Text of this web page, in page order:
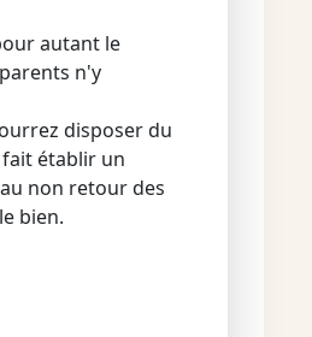
autant le
n'y
disposer du
établir un
non retour des
bien.